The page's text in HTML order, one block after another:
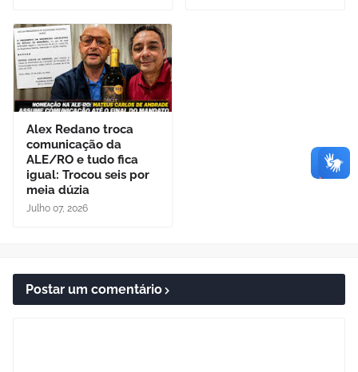
Alex Redano troca
comunicação da
ALE/RO e tudo fica
igual: Trocou seis por
meia dúzia
Julho 07, 2026
Postar um comentário